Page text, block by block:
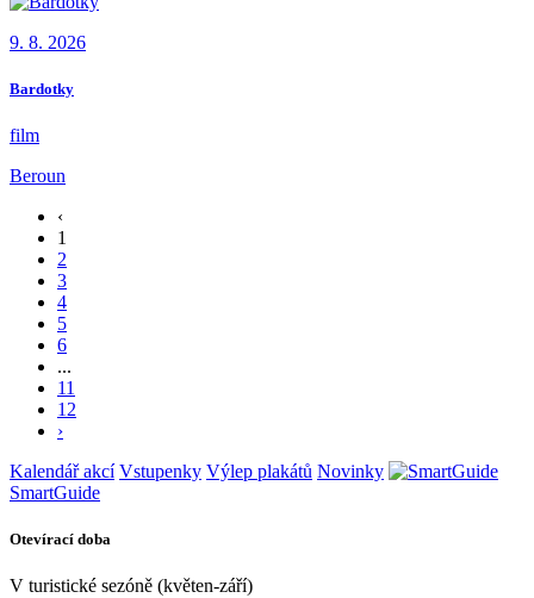
9. 8. 2026
Bardotky
film
Beroun
‹
1
2
3
4
5
6
...
11
12
›
Kalendář akcí Vstupenky Výlep plakátů Novinky
SmartGuide
Otevírací doba
V turistické sezóně (květen-září)